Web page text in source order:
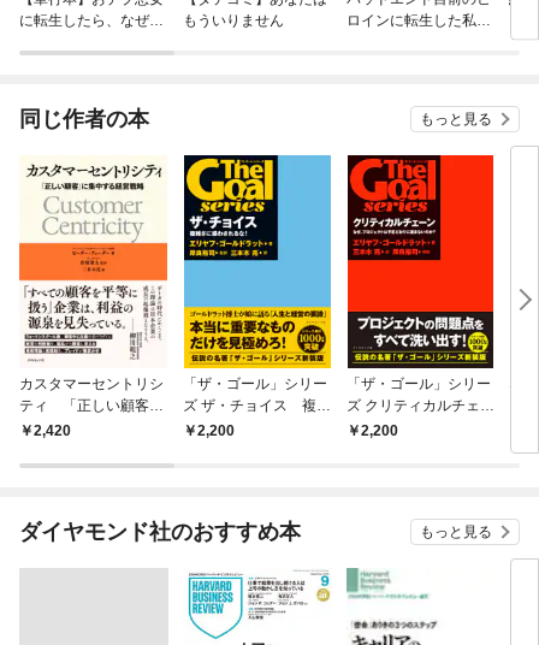
に転生したら、なぜか
もういりません
ロインに転生した私、
同じ作者の本 もっと見る
カスタマーセントリシ
ティ 「正しい顧客」
に集中する経営戦略
2,420
「ザ・ゴール」シリー
ズ ザ・チョイス 複雑
さに惑わされるな！
2,200
「ザ・ゴール」シリー
ズ クリティカルチェー
ン なぜ、プロジェク
2,200
な
る
ダイヤモンド社のおすすめ本 もっと見る